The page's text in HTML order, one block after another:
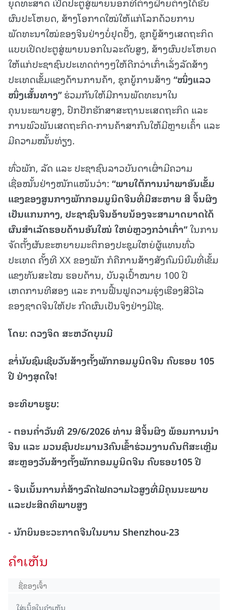
ຜົນປະໂຫຍດ, ສ້າງໂອກາດໃໝ່ໃຫ້ແກ່ໂລກດ້ວຍການ
ພັດທະນາໃໝ່ຂອງຈີນຢ່າງບໍ່ຢຸດຢັ້ງ, ຊຸກຍູ້ສ້າງເສດຖະກິດ
ແບບເປີດປະຕູສູ່ພາຍນອກໃນລະດັບສູງ, ສ້າງຜົນປະໂຫຍດ
ໃຫ້ແກ່ປະຊາຊົນປະເທດຕ່າງໆໃຫ້ດີກວ່າເກົ່າເລັ່ງລັດສ້າງ
ປະເທດເຂັ້ມແຂງດ້ານການຄ້າ, ຊຸກຍູ້ການສ້າງ “ໜຶ່ງແລວ
ໜຶ່ງເສັ້ນທາງ” ຮ່ວມກັນໃຫ້ມີການພັດທະນາໃນ
ຄຸນນະພາບສູງ, ປົກປັກຮັກສາສະຖານະເສດຖະກິດ ແລະ
ການພົວພັນເສດຖະກິດ-ການຄ້າສາກົນໃຫ້ມີຫຼາຍເຄົ້າ ແລະ
ມີຄວາມໝັ້ນທ່ຽງ.
ທົ່ວພັກ, ລັດ ແລະ ປະຊາຊົນລາວບັນດາເຜົ່າມີຄວາມ
ເຊື່ອໝັ້ນຢ່າງໜັກແໜ້ນວ່າ: “ພາຍໃຕ້ການນໍາພາອັນເຂັ້ມ
ແຂງຂອງສູນກາງພັກກອມມູນິດຈີນທີ່ມີສະຫາຍ ສີຈິ້ນຜິງ
ເປັນແກນກາງ, ປະຊາຊົນຈີນອ້າຍນ້ອງຈະສາມາດຍາດໄດ້
ຜົນສໍາເລັດຮອບດ້ານອັນໃໝ່ ໃຫຍ່ຫຼວງກວ່າເກົ່າ”ໃນການ
ຈັດຕັ້ງຜັນຂະຫຍາຍມະຕິກອງປະຊຸມໃຫຍ່ຜູ້ແທນທົ່ວ
ປະເທດ ຄັ້ງທີ XX ຂອງພັກ ກໍຄືການສ້າງສັງຄົມນິຍົມທີ່ເຂັ້ມ
ແຂງທັນສະໄໝ ຮອບດ້ານ, ບັນລຸເປົ້າໝາຍ 100 ປີ
ເຫດການທີສອງ ແລະ ການຟື້ນຟູຄວາມຮຸ່ງເຮືອງສີວິໄລ
ຂອງຊາດຈີນໃຫ້ປະ ກົດຜົນເປັນຈິງຢ່າງມີໄຊ.
ໂດຍ: ດວງຈິດ ສະຫວັດບຸນມີ
ຂາໍ່ນັບຊົມເຊີຍວັນສ້າງຕັ້ງພັກກອມມູນິດຈີນ ຄົບຮອບ 105
ປີ ຢ່າງສຸດໃຈ!
ອະທິບາຍຮູບ:
- ຕອນຄໍ່າວັນທີ 29/6/2026 ທ່ານ ສີຈິ້ນຜິງ ພ້ອມການນຳ
ຈີນ ແລະ ມວນຊົນປະມານ3ຄົນເຂົ້າຮ່ວມງານດົນຕີສະເຫຼີມ
ສະຫຼອງວັນສ້າງຕັ້ງພັກກອມມູນິດຈີນ ຄົບຮອບ105 ປີ
- ຈີນເນັ້ນການກໍ່ສ້າງລົດໄຟຄວາມໄວສູງທີ່ມີຄຸນນະພາບ
ແລະປະສິດທິພາບສູງ
- ນັກບິນອະວະກາດຈີນໃນຍານ Shenzhou-23
ຄໍາເຫັນ